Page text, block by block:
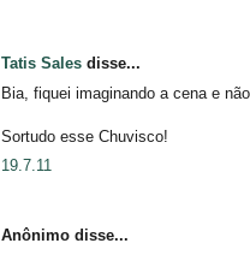
Tatis Sales disse...
Bia, fiquei imaginando a cena e
Sortudo esse Chuvisco!
19.7.11
Anônimo disse...